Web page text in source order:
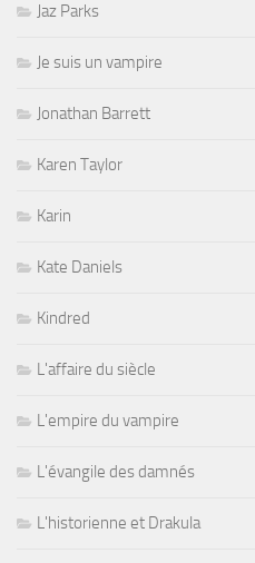
Jaz Parks
Je suis un vampire
Jonathan Barrett
Karen Taylor
Karin
Kate Daniels
Kindred
L'affaire du siècle
L'empire du vampire
L'évangile des damnés
L'historienne et Drakula